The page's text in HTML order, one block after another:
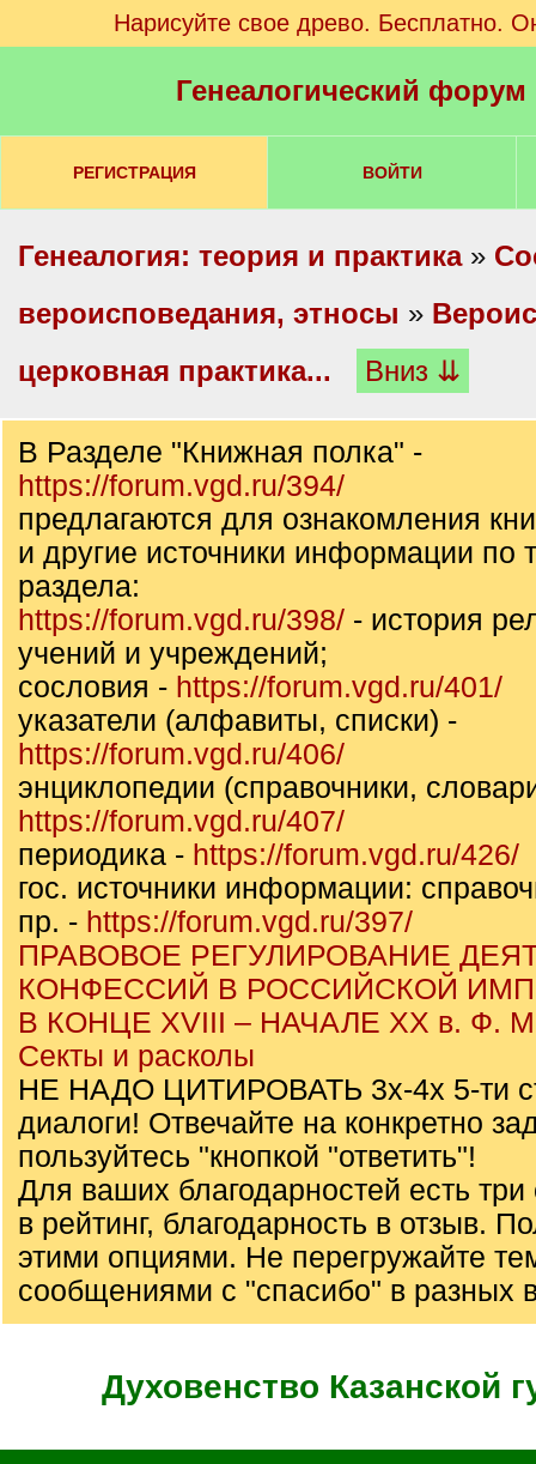
Нарисуйте свое древо. Бесплатно.
Генеалогический
РЕГИСТРАЦИЯ ВОЙТИ
Генеалогия: теория и практика»
вероисповедания, этносы »
церковная практика...
Вниз ⇊
В Разделе "Книжная полка" -
https://forum.vgd.ru/394/
предлагаются для ознакомления
и другие источники информации по
раздела:
https://forum.vgd.ru/398/ - история
учений и учреждений;
сословия - https://forum.vgd.ru/401/
указатели (алфавиты, списки) -
https://forum.vgd.ru/406/
энциклопедии (справочники,
https://forum.vgd.ru/407/
периодика - https://forum.vgd.ru/426/
гос. источники информации:
пр. - https://forum.vgd.ru/397/
ПРАВОВОЕ РЕГУЛИРОВАНИЕ
КОНФЕССИЙ В РОССИЙСКОЙ
В КОНЦЕ XVIII – НАЧАЛЕ ХХ в. Ф.
Секты и расколы
НЕ НАДО ЦИТИРОВАТЬ 3х-4х 5-ти
диалоги! Отвечайте на конкретно
пользуйтесь "кнопкой "ответить"!
Для ваших благодарностей есть
в рейтинг, благодарность в отзыв.
этими опциями. Не перегружайте
сообщениями с "спасибо" в разных
Духовенство Казанской